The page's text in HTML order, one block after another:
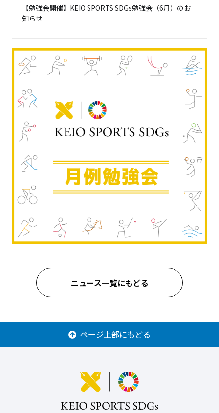
【勉強会開催】KEIO SPORTS SDGs勉強会（6月）のお
知らせ
ニュース一覧にもどる
ページ上部にもどる